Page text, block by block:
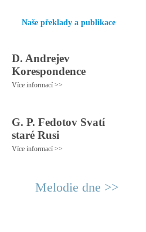
Naše překlady a publikace
D. Andrejev
Korespondence
Více informací >>
G. P. Fedotov Svatí
staré Rusi
Více informací >>
Melodie dne >>